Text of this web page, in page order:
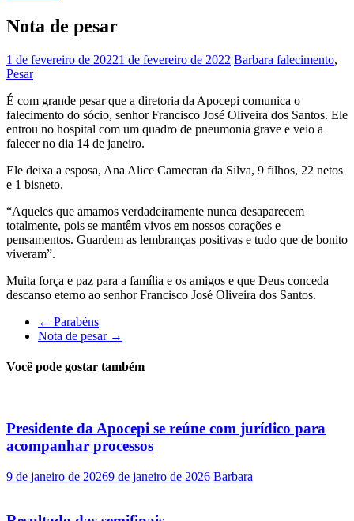
Nota de pesar
1 de fevereiro de 20221 de fevereiro de 2022 Barbara falecimento,
Pesar
É com grande pesar que a diretoria da Apocepi comunica o
falecimento do sócio, senhor Francisco José Oliveira dos Santos. Ele
entrou no hospital com um quadro de pneumonia grave e veio a
falecer no dia 14 de janeiro.
Ele deixa a esposa, Ana Alice Camecran da Silva, 9 filhos, 22 netos
e 1 bisneto.
“Aqueles que amamos verdadeiramente nunca desaparecem
totalmente, pois se mantêm vivos em nossos corações e
pensamentos. Guardem as lembranças positivas e tudo que de bonito
viveram”.
Muita força e paz para a família e os amigos e que Deus conceda
descanso eterno ao senhor Francisco José Oliveira dos Santos.
← Parabéns
Nota de pesar →
Você pode gostar também
Presidente da Apocepi se reúne com jurídico para
acompanhar processos
9 de janeiro de 20269 de janeiro de 2026 Barbara